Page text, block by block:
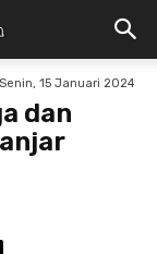
Senin, 15 Januari 2024
dan